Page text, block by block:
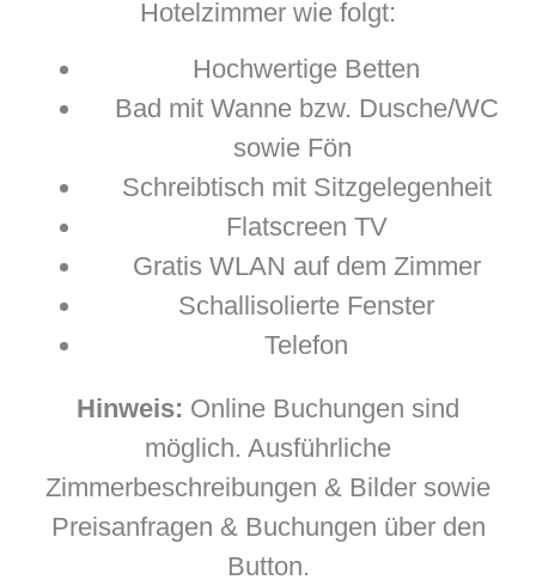
Hotelzimmer wie folgt:
Hochwertige Betten
Bad mit Wanne bzw. Dusche/WC
sowie Fön
Schreibtisch mit Sitzgelegenheit
Flatscreen TV
Gratis WLAN auf dem Zimmer
Schallisolierte Fenster
Telefon
Hinweis: Online Buchungen sind
möglich. Ausführliche
Zimmerbeschreibungen & Bilder sowie
Preisanfragen & Buchungen über den
Button.